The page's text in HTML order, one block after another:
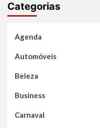
Categorias
Agenda
Automóveis
Beleza
Business
Carnaval